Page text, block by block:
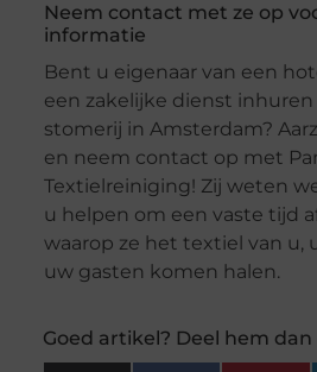
Neem contact met ze op
informatie
Bent u eigenaar van een
een zakelijke dienst inhuren
stomerij in Amsterdam?
en neem contact op met
Textielreiniging! Zij weten
u helpen om een vaste tijd
waarop ze het textiel van u,
uw gasten komen halen.
Goed artikel? Deel hem dan